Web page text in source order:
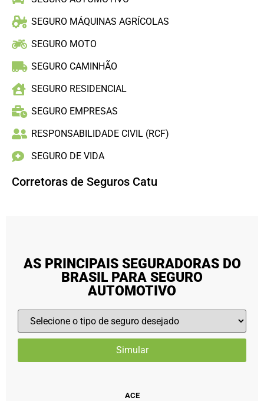
SEGURO MÁQUINAS AGRÍCOLAS
SEGURO MOTO
SEGURO CAMINHÃO
SEGURO RESIDENCIAL
SEGURO EMPRESAS
RESPONSABILIDADE CIVIL (RCF)
SEGURO DE VIDA
Corretoras de Seguros Catu
AS PRINCIPAIS SEGURADORAS DO
BRASIL PARA SEGURO
AUTOMOTIVO
ACE